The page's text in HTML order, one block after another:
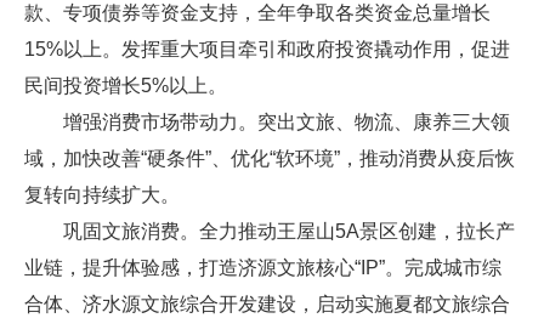
款、专项债券等资金支持，全年争取各类资金总量增长
15%以上。发挥重大项目牵引和政府投资撬动作用，促进
民间投资增长5%以上。
增强消费市场带动力。突出文旅、物流、康养三大领
域，加快改善“硬条件”、优化“软环境”，推动消费从疫后恢
复转向持续扩大。
巩固文旅消费。全力推动王屋山5A景区创建，拉长产
业链，提升体验感，打造济源文旅核心“IP”。完成城市综
合体、济水源文旅综合开发建设，启动实施夏都文旅综合